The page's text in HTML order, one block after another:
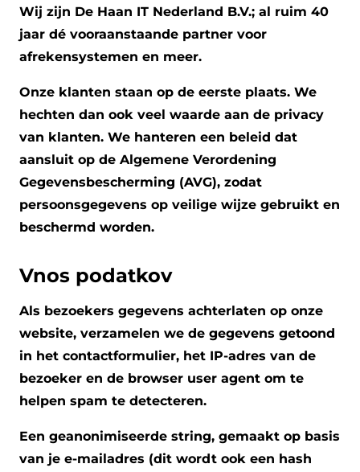
Wij zijn De Haan IT Nederland B.V.; al ruim 40
jaar dé vooraanstaande partner voor
afrekensystemen en meer.
Onze klanten staan op de eerste plaats. We
hechten dan ook veel waarde aan de privacy
van klanten. We hanteren een beleid dat
aansluit op de Algemene Verordening
Gegevensbescherming (AVG), zodat
persoonsgegevens op veilige wijze gebruikt en
beschermd worden.
Vnos podatkov
Als bezoekers gegevens achterlaten op onze
website, verzamelen we de gegevens getoond
in het contactformulier, het IP-adres van de
bezoeker en de browser user agent om te
helpen spam te detecteren.
Een geanonimiseerde string, gemaakt op basis
van je e-mailadres (dit wordt ook een hash